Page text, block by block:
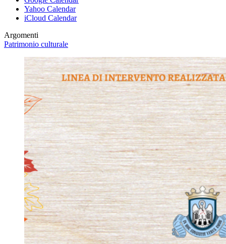
Yahoo Calendar
iCloud Calendar
Argomenti
Patrimonio culturale